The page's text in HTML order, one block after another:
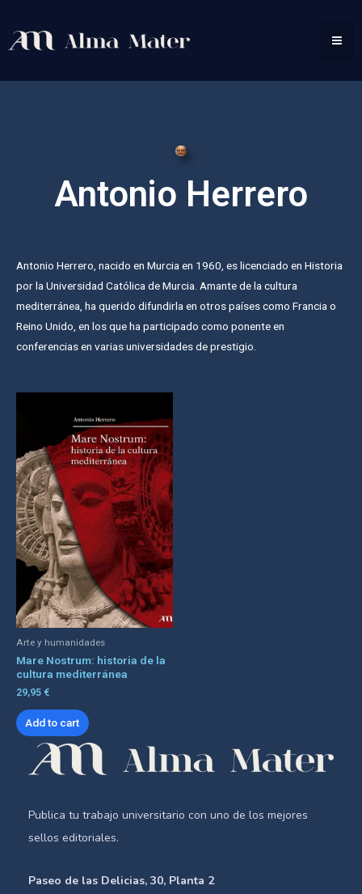
Antonio Herrero
Antonio Herrero, nacido en Murcia en 1960, es licenciado en Historia
por la Universidad Católica de Murcia. Amante de la cultura
mediterránea, ha querido difundirla en otros países como Francia o
Reino Unido, en los que ha participado como ponente en
conferencias en varias universidades de prestigio.
Arte y humanidades
Mare Nostrum: historia de la
cultura mediterránea
29,95 €
Add to cart
Publica tu trabajo universitario con uno de los mejores
sellos editoriales.
Paseo de las Delicias, 30, Planta 2